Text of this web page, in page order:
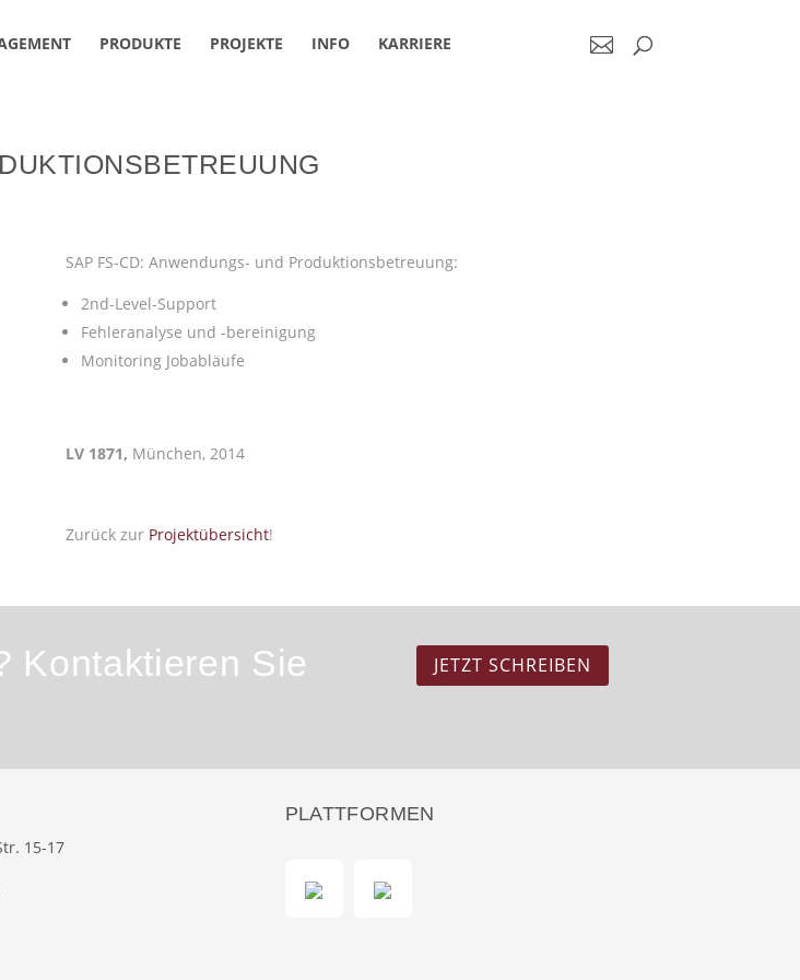
PRODUKTE PROJEKTE INFO KARRIERE
SAP FS-CD: Anwendungs- und Produktionsbetreuung:
2nd-Level-Support
Fehleranalyse und -bereinigung
Monitoring Jobabläufe
LV 1871, München, 2014
Zurück zur Projektübersicht!
Kontaktieren Sie
JETZT SCHREIBEN
15-17
PLATTFORMEN